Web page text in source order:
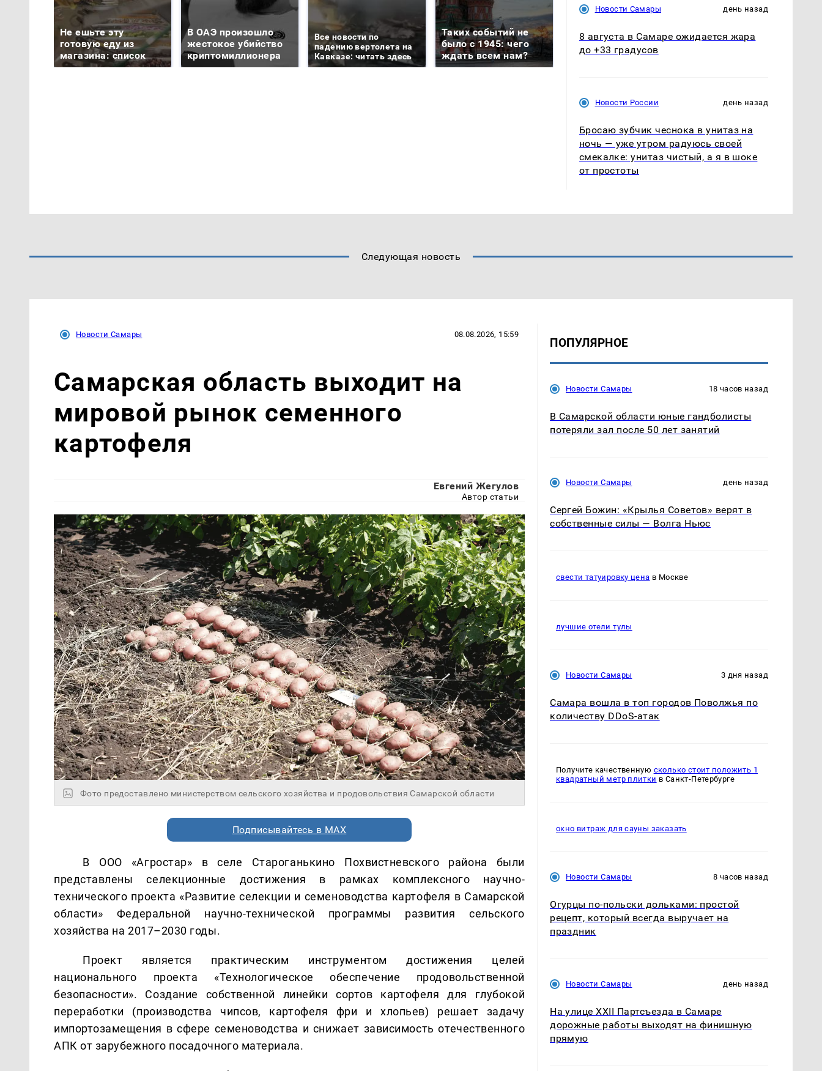
Не ешьте эту
готовую еду из
магазина: список
В ОАЭ произошло
жестокое убийство
криптомиллионера
Все новости по
падению вертолета на
Кавказе: читать здесь
Таких событий не
было с 1945: чего
ждать всем нам?
В магазинах России
ажиотаж из-за этого
продукта: что купить?
полицейскую
машину напали и
Новости Самары день назад
8 августа в Самаре ожидается жара
до +33 градусов
Новости России день назад
Бросаю зубчик чеснока в унитаз на
ночь — уже утром радуюсь своей
смекалке: унитаз чистый, а я в шоке
от простоты
Следующая новость
Новости Самары 08.08.2026, 15:59
Самарская область выходит на
мировой рынок семенного
картофеля
Евгений Жегулов
Автор статьи
Фото предоставлено министерством сельского хозяйства и продовольствия Самарской области
Подписывайтесь в MAX
В ООО «Агростар» в селе Староганькино Похвистневского района были
представлены селекционные достижения в рамках комплексного научно-
технического проекта «Развитие селекции и семеноводства картофеля в Самарской
области» Федеральной научно-технической программы развития сельского
хозяйства на 2017–2030 годы.
Проект является практическим инструментом достижения целей
национального проекта «Технологическое обеспечение продовольственной
безопасности». Создание собственной линейки сортов картофеля для глубокой
переработки (производства чипсов, картофеля фри и хлопьев) решает задачу
импортозамещения в сфере семеноводства и снижает зависимость отечественного
АПК от зарубежного посадочного материала.
ПОПУЛЯРНОЕ
Новости Самары 18 часов назад
В Самарской области юные гандболисты
потеряли зал после 50 лет занятий
Новости Самары день назад
Сергей Божин: «Крылья Советов» верят в
собственные силы — Волга Ньюс
свести татуировку цена в Москве
лучшие отели тулы
Новости Самары 3 дня назад
Самара вошла в топ городов Поволжья по
количеству DDoS-атак
Получите качественную сколько стоит положить 1
квадратный метр плитки в Санкт-Петербурге
окно витраж для сауны заказать
Новости Самары 8 часов назад
Огурцы по‑польски дольками: простой
рецепт, который всегда выручает на
праздник
Новости Самары день назад
На улице XXII Партсъезда в Самаре
дорожные работы выходят на финишную
прямую